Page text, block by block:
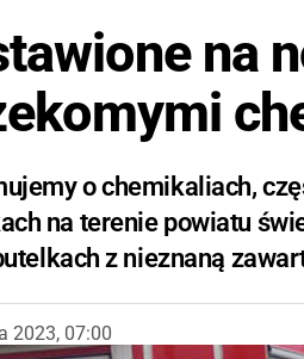
na
o chemikaliach,
na terenie powiatu
z nieznaną
2023, 07:00